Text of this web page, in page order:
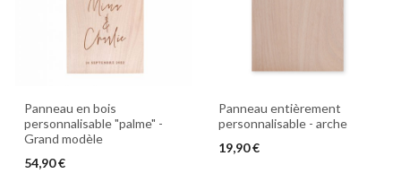
Panneau en bois
personnalisable "palme" -
Grand modèle
54,90 €
Panneau entièrement
personnalisable - arche
19,90 €